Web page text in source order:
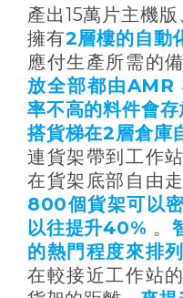
產出15萬片主機
擁有2層樓的自動
應付生產所需的
放全部都由AMR
率不高的料件會
搭貨梯在2層倉庫
連貨架帶到工作
在貨架底部自由
800個貨架可以
以往提升40% 。
的熱門程度來排
在較接近工作站